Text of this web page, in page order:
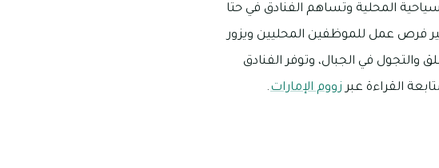
المحلية وتساهم الفنادق في حتا
فرص عمل للموظفين المحليين ويزور
والتجول في الجبال، وتوفر الفنادق
القراءة عبر زووم الإمارات.